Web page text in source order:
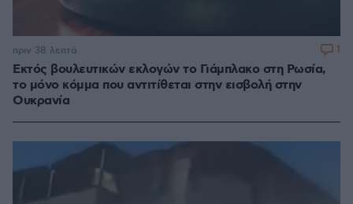
Εκτός βουλευτικών εκλογών το Γιάμπλακο στη Ρωσία,
το μόνο κόμμα που αντιτίθεται στην εισβολή στην
Ουκρανία
πριν 38 λεπτά 1